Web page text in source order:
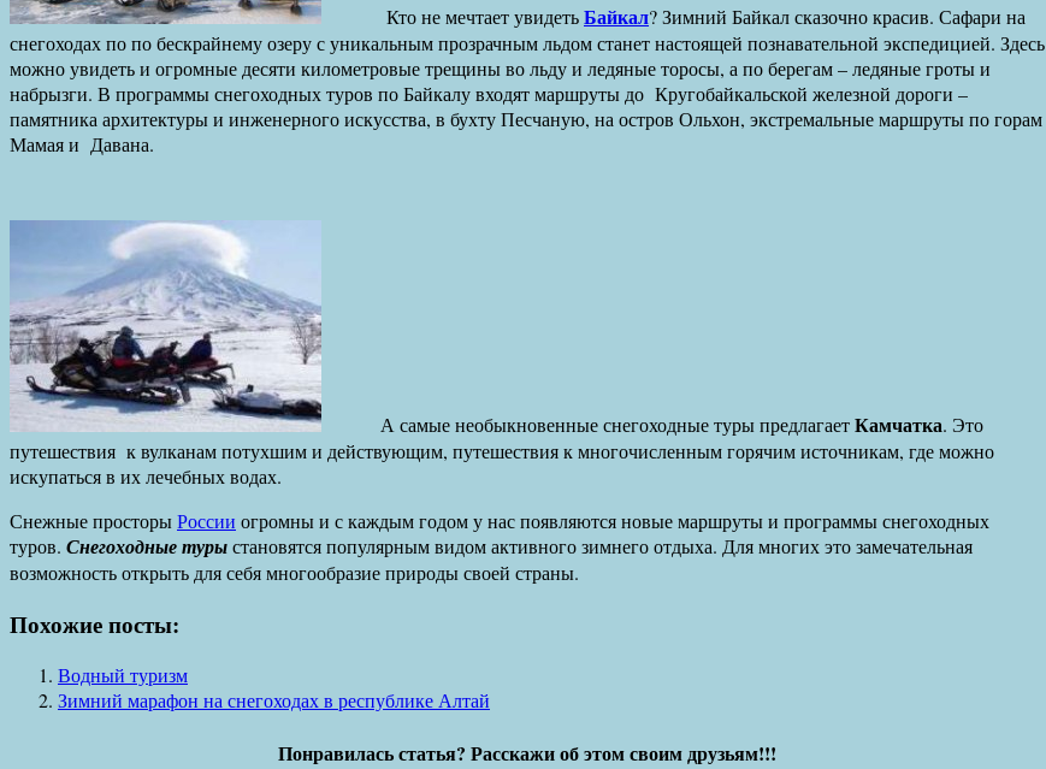
Кто не мечтает увидетьБайкал? Зимний Байкал сказочно красив. Сафари на
снегоходах по по бескрайнему озеру с уникальным прозрачным льдом станет настоящей познавательной экспедицией. Здесь
можно увидеть и огромные десяти километровые трещины во льду и ледяные торосы, а по берегам – ледяные гроты и
набрызги. В программы снегоходных туров по Байкалу входят маршруты до Кругобайкальской железной дороги –
памятника архитектуры и инженерного искусства, в бухту Песчаную, на остров Ольхон, экстремальные маршруты по горам
Мамая и Давана.
А самые необыкновенные снегоходные туры предлагаетКамчатка. Это
путешествия к вулканам потухшим и действующим, путешествия к многочисленным горячим источникам, где можно
искупаться в их лечебных водах.
Снежные просторыРоссии огромны и с каждым годом у нас появляются новые маршруты и программы снегоходных
туров. Снегоходные турыстановятся популярным видом активного зимнего отдыха. Для многих это замечательная
возможность открыть для себя многообразие природы своей страны.
Похожие посты:
Водный туризм
Зимний марафон на снегоходах в республике Алтай
Понравилась статья? Расскажи об этом своим друзьям!!!